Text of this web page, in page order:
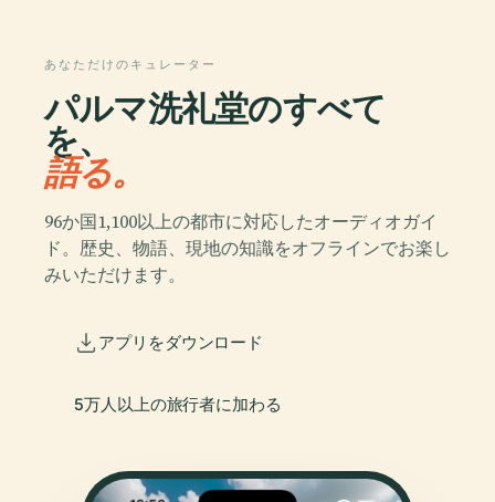
あなただけのキュレーター
パルマ洗礼堂のすべて
を、
語る。
96か国1,100以上の都市に対応したオーディオガイ
ド。歴史、物語、現地の知識をオフラインでお楽し
みいただけます。
アプリをダウンロード
5万人以上の旅行者に加わる